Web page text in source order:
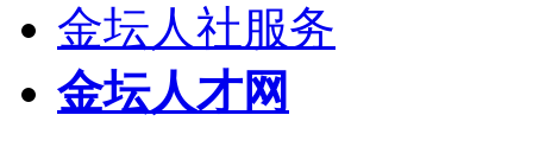
金坛人社服务
金坛人才网